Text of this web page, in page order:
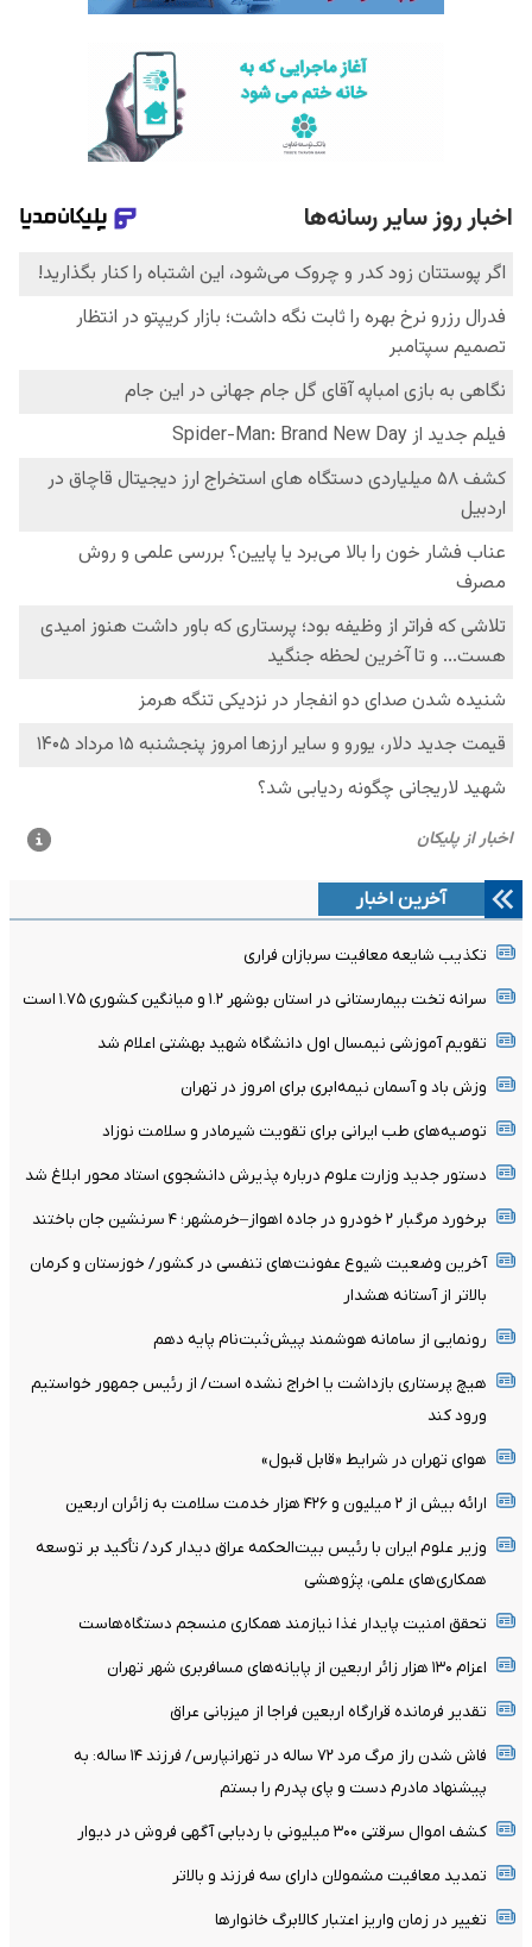
آخرین اخبار
تکذیب شایعه معافیت سربازان فراری
سرانه تخت بیمارستانی در استان بوشهر ۱.۲ و میانگین کشوری ۱.۷۵ است
تقویم آموزشی نیمسال اول دانشگاه شهید بهشتی اعلام شد
وزش باد و آسمان نیمه‌ابری برای امروز در تهران
توصیه‌های طب ایرانی برای تقویت شیرمادر و سلامت نوزاد
دستور جدید وزارت علوم درباره پذیرش دانشجوی استاد محور ابلاغ شد
برخورد مرگبار ۲ خودرو در جاده اهواز–خرمشهر؛ ۴ سرنشین جان باختند
آخرین وضعیت شیوع عفونت‌های تنفسی در کشور/ خوزستان و کرمان
بالاتر از آستانه هشدار
رونمایی از سامانه هوشمند پیش‌ثبت‌نام پایه دهم
هیچ پرستاری بازداشت یا اخراج نشده است/ از رئیس جمهور خواستیم
ورود کند
هوای تهران در شرایط «قابل قبول»
ارائه بیش از ۲ میلیون و ۴۲۶ هزار خدمت سلامت به زائران اربعین
وزیر علوم ایران با رئیس بیت‌الحکمه عراق دیدار کرد/ تأکید بر توسعه
همکاری‌های علمی، پژوهشی
تحقق امنیت پایدار غذا نیازمند همکاری منسجم دستگاه‌‌هاست
اعزام ۱۳۰ هزار زائر اربعین از پایانه‌های مسافربری شهر تهران
تقدیر فرمانده قرارگاه اربعین فراجا از میزبانی عراق
فاش شدن راز مرگ مرد ۷۲ ساله در تهرانپارس/ فرزند ۱۴ ساله: به
پیشنهاد مادرم دست و پای پدرم را بستم
کشف اموال سرقتی ۳۰۰ میلیونی با ردیابی آگهی فروش در دیوار
تمدید معافیت مشمولان دارای سه فرزند و بالا‌تر
تغییر در زمان واریز اعتبار کالابرگ خانوار‌ها